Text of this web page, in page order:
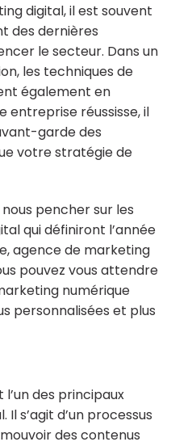
digital, il est souvent
des dernières
le secteur. Dans un
les techniques de
également en
entreprise réussisse, il
garde des
votre stratégie de
pencher sur les
qui définiront l’année
agence de marketing
pouvez vous attendre
numérique
personnalisées et plus
des principaux
s’agit d’un processus
des contenus